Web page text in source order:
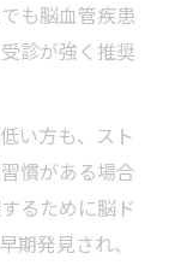
も脳血管疾患
診が強く推奨
い方も、スト
慣がある場合
るために脳ド
期発見され、